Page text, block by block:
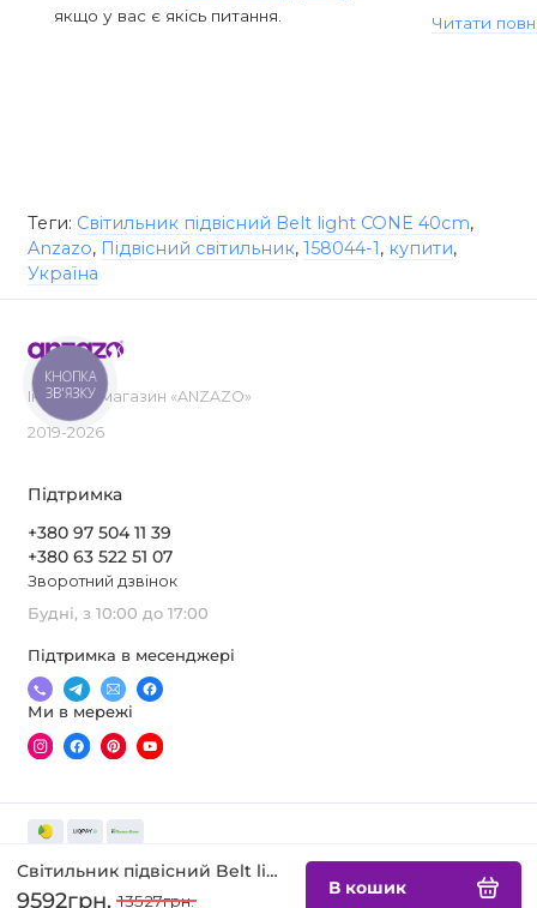
Світильник підвісний Belt light CONE 40cm
9592грн. 13527грн.
В кошик
якщо у вас є якісь питання.
Читати
Теги: Світильник підвісний Belt light CONE 40cm,
Anzazo, Підвісний світильник, 158044-1, купити,
Україна
Інтернет-магазин «ANZAZO»
2019-2026
Підтримка
+380 97 504 11 39
+380 63 522 51 07
Зворотний дзвінок
Будні, з 10:00 до 17:00
Підтримка в месенджері
Ми в мережі
КНОПКА
ЗВ'ЯЗКУ